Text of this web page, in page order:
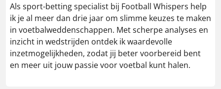
Als sport-betting specialist bij Football Whispers help
ik je al meer dan drie jaar om slimme keuzes te maken
in voetbalweddenschappen. Met scherpe analyses en
inzicht in wedstrijden ontdek ik waardevolle
inzetmogelijkheden, zodat jij beter voorbereid bent
en meer uit jouw passie voor voetbal kunt halen.